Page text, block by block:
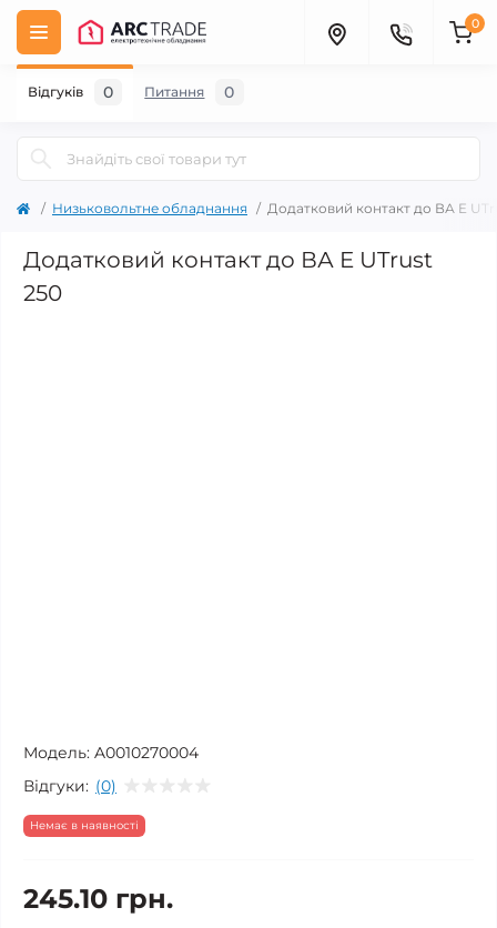
0
Низьковольтне обладнання Додатковий контакт до ВА E
Додатковий контакт до ВА E UTrust
250
Модель: A0010270004
Відгуки: (0)
Немає в наявності
245.10 грн.
Відгуків 0 Питання 0